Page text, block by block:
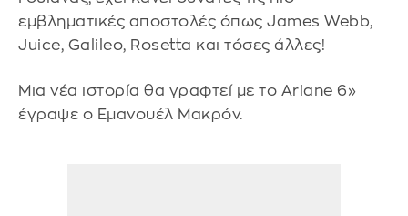
εμβληματικές αποστολές όπως James Webb,
Juice, Galileo, Rosetta και τόσες άλλες!
Μια νέα ιστορία θα γραφτεί με το Ariane 6»
έγραψε ο Εμανουέλ Μακρόν.